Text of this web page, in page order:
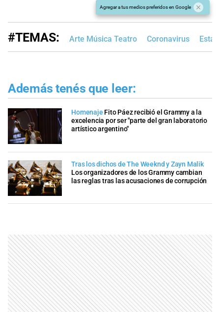
Agregar a tus medios preferidos en Google
#TEMAS: Arte Música Teatro Coronavirus
Además tenés que leer:
Homenaje Fito Páez recibió el Grammy a la
excelencia por ser "parte del gran laboratorio
artístico argentino"
Tras los dichos de The Weeknd y Zayn Malik
Los organizadores de los Grammy cambian
las reglas tras las acusaciones de corrupción